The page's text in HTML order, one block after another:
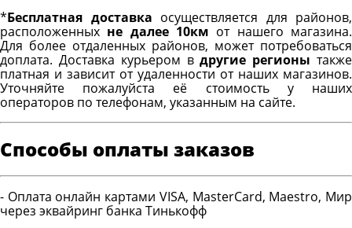
*Бесплатная доставка осуществляется для районов,
расположенных не далее 10км от нашего магазина.
Для более отдаленных районов, может потребоваться
доплата. Доставка курьером вдругие регионы также
платная и зависит от удаленности от наших магазинов.
Уточняйте пожалуйста её стоимость у наших
операторов по телефонам, указанным на сайте.
Способы оплаты заказов
- Оплата онлайн картами VISA, MasterCard, Maestro, Мир
через эквайринг банка Тинькофф